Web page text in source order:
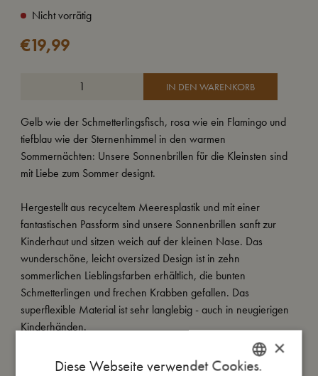
Nicht vorrätig
€19,99
IN DEN WARENKORB
Gelb wie der Schmetterlingsfisch, rosa wie ein Flamingo und
tiefblau wie der Sternenhimmel in den warmen
Sommernächten: Unsere Sonnenbrillen für die Kleinsten sind
mit Liebe zum Sommer designt.
Hergestellt aus recyceltem Meeresplastik und mit einer
fantastischen Passform sind unsere Sonnenbrillen sanft zur
Kinderhaut und sitzen weich auf der kleinen Nase. Das
wunderschöne, leicht oversized Design ist in zehn
sommerlichen Lieblingsfarben erhältlich, die bunten
Schmetterlingen und frechen Krabben gefallen. Das
superflexible Material ist sehr langlebig - auch in neugierigen
Kinderhänden.
Darüber hinaus bieten Qualitätsgläser mit einem UV 400-Filter
100 % UV-Schutz für die aufgeweckten Augen.
×
Diese Webseite verwendet Cookies.